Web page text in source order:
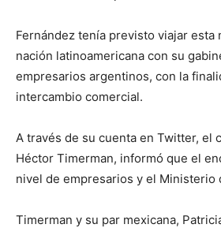
Fernández tenía previsto viajar esta
nación latinoamericana con su
empresarios argentinos, con la
intercambio comercial.
A través de su cuenta en Twitter, el
Héctor Timerman, informó que el
nivel de empresarios y el Ministerio
Timerman y su par mexicana,